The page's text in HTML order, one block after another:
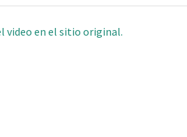
video en el sitio original.